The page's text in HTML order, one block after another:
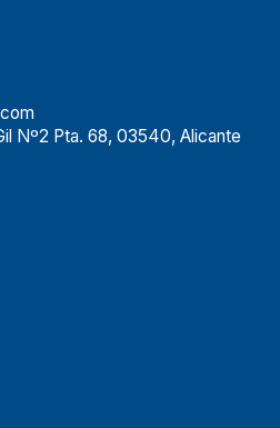
Nº2 Pta. 68, 03540, Alicante